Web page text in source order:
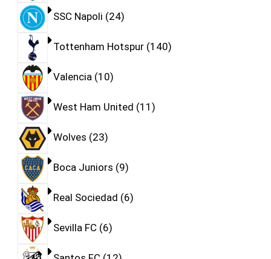
SSC Napoli 24
Tottenham Hotspur 140
Valencia 10
West Ham United 11
Wolves 23
Boca Juniors 9
Real Sociedad 6
Sevilla FC 6